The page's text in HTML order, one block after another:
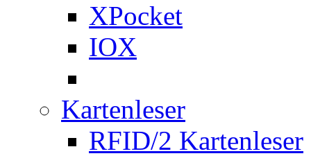
XPocket
IOX
Kartenleser
RFID/2 Kartenleser